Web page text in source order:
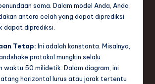
sama. Dalam model Anda, Anda
antara celah yang dapat diprediksi
dapat diprediksi.
Tetap: Ini adalah konstanta. Misalnya,
protokol mungkin selalu
waktu 50 milidetik. Dalam diagram, ini
horizontal lurus atau jarak tertentu